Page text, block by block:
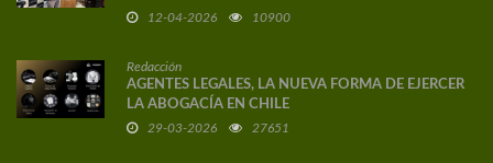
DE AUTOR
12-04-2026 10900
Redacción
AGENTES LEGALES, LA NUEVA FORMA DE EJERCER
LA ABOGACÍA EN CHILE
29-03-2026 27651